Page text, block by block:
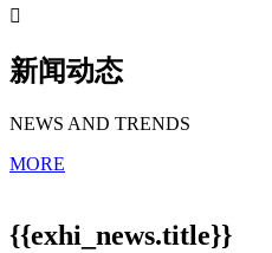

新闻动态
NEWS AND TRENDS
MORE
{{exhi_news.title}}